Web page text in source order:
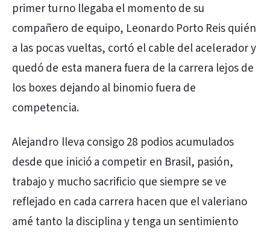
primer turno llegaba el momento de su
compañero de equipo, Leonardo Porto Reis quién
a las pocas vueltas, cortó el cable del acelerador y
quedó de esta manera fuera de la carrera lejos de
los boxes dejando al binomio fuera de
competencia.
Alejandro lleva consigo 28 podios acumulados
desde que inició a competir en Brasil, pasión,
trabajo y mucho sacrificio que siempre se ve
reflejado en cada carrera hacen que el valeriano
amé tanto la disciplina y tenga un sentimiento